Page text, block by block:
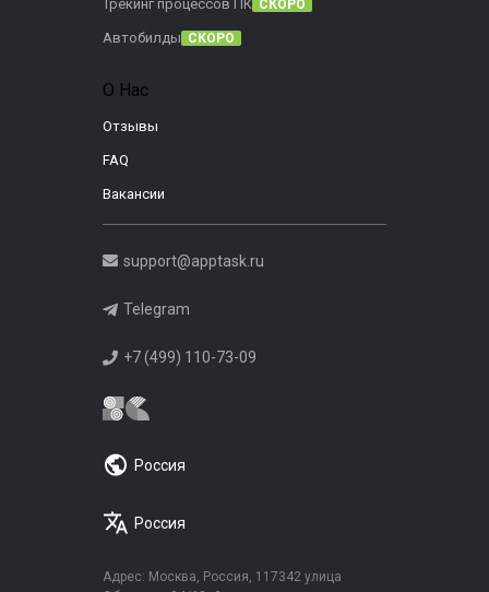
Трекинг процессов ПК СКОРО
Автобилды СКОРО
О Нас
Отзывы
FAQ
Вакансии
support@apptask.ru
Telegram
+7 (499) 110-73-09
Россия
Россия
Адрес: Москва, Россия, 117342 улица